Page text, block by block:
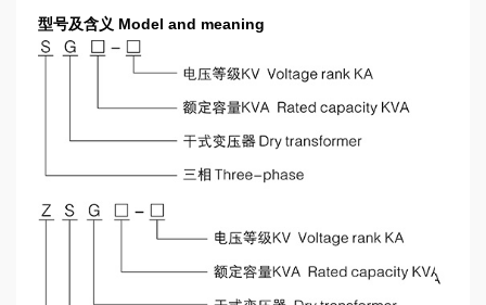
型号及含义 Model and meaning